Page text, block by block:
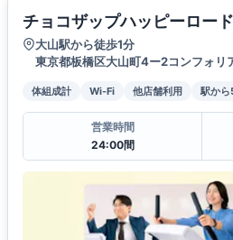
チョコザップハッピーロー
大山駅から徒歩1分
東京都板橋区大山町4ー2コンフォリ
体組成計 Wi-Fi 他店舗利用 駅か
営業時間
24:00間